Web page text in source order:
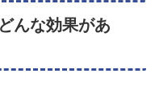
んな効果があ